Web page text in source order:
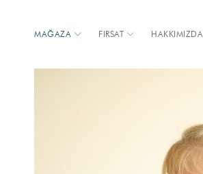
MAĞAZA FIRSAT HAKKIMIZDA